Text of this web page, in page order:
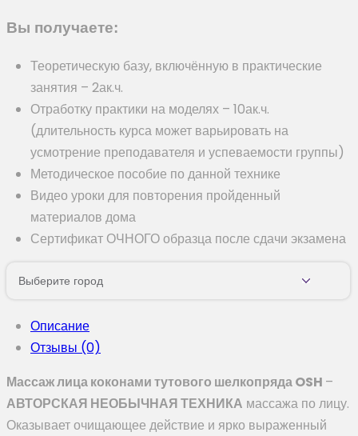
Вы получаете:
Теоретическую базу, включённую в практические
занятия – 2ак.ч.
Отработку практики на моделях – 10ак.ч.
(длительность курса может варьировать на
усмотрение преподавателя и успеваемости группы)
Методическое пособие по данной технике
Видео уроки для повторения пройденный
материалов дома
Сертификат ОЧНОГО образца после сдачи экзамена
Выберите город
Описание
Отзывы (0)
Массаж лица коконами тутового шелкопряда OSH –
АВТОРСКАЯ НЕОБЫЧНАЯ ТЕХНИКА массажа по лицу.
Оказывает очищающее действие и ярко выраженный